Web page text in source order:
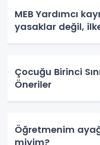
MEB Yardımcı
yasaklar değil,
Çocuğu Birinci
Öneriler
Öğretmenim
miyim?